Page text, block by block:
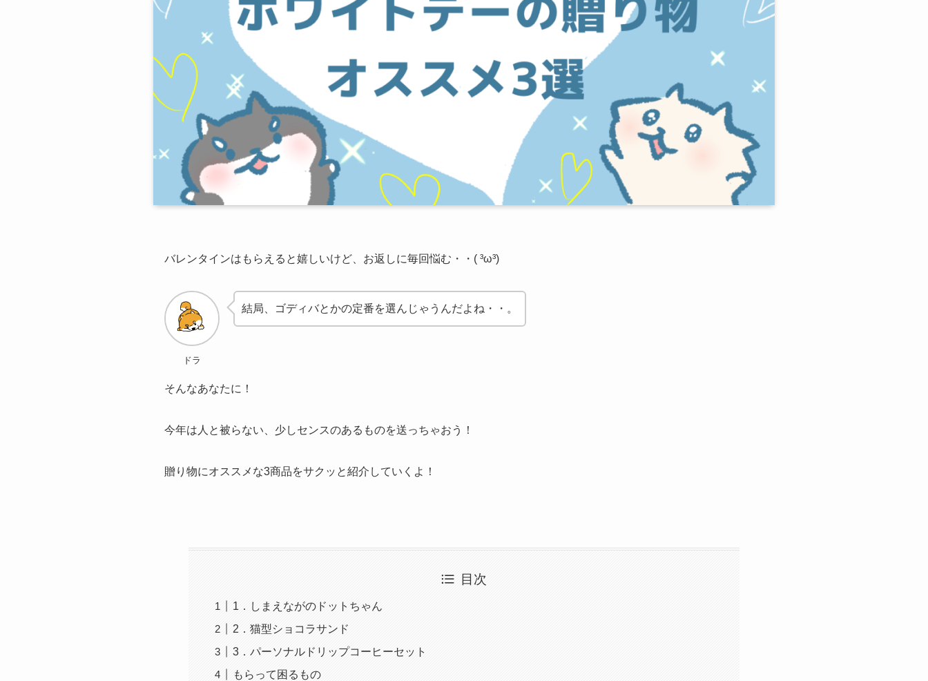
バレンタインはもらえると嬉しいけど、お返しに毎回悩む・・( ³ω³)
ドラ
結局、ゴディバとかの定番を選んじゃうんだよね・・。
そんなあなたに！
今年は人と被らない、少しセンスのあるものを送っちゃおう！
贈り物にオススメな3商品をサクッと紹介していくよ！
目次
1．しまえながのドットちゃん
2．猫型ショコラサンド
3．パーソナルドリップコーヒーセット
もらって困るもの